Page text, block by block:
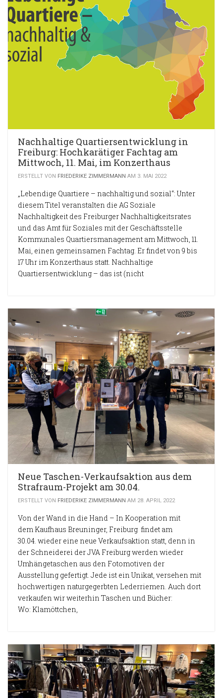
Nachhaltige Quartiersentwicklung in
Freiburg: Hochkarätiger Fachtag am
Mittwoch, 11. Mai, im Konzerthaus
ERSTELLT VON FRIEDERIKE ZIMMERMANN AM 3. MAI 2022
„Lebendige Quartiere – nachhaltig und sozial“: Unter
diesem Titel veranstalten die AG Soziale
Nachhaltigkeit des Freiburger Nachhaltigkeitsrates
und das Amt für Soziales mit der Geschäftsstelle
Kommunales Quartiersmanagement am Mittwoch, 11.
Mai, einen gemeinsamen Fachtag. Er findet von 9 bis
17 Uhr im Konzerthaus statt. Nachhaltige
Quartiersentwicklung – das ist (nicht
Neue Taschen-Verkaufsaktion aus dem
Strafraum-Projekt am 30.04.
ERSTELLT VON FRIEDERIKE ZIMMERMANN AM 28. APRIL 2022
Von der Wand in die Hand – In Kooperation mit
dem Kaufhaus Breuninger, Freiburg findet am
30.04. wieder eine neue Verkaufsaktion statt, denn in
der Schneiderei der JVA Freiburg werden wieder
Umhängetaschen aus den Fotomotiven der
Ausstellung gefertigt. Jede ist ein Unikat, versehen mit
hochwertigen naturgegerbten Lederriemen. Auch dort
verkaufen wir weiterhin Taschen und Bücher:
Wo: Klamöttchen,